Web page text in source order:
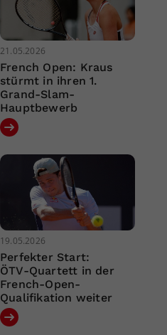
21.05.2026
French Open: Kraus
stürmt in ihren 1.
Grand-Slam-
Hauptbewerb
19.05.2026
Perfekter Start:
ÖTV-Quartett in der
French-Open-
Qualifikation weiter